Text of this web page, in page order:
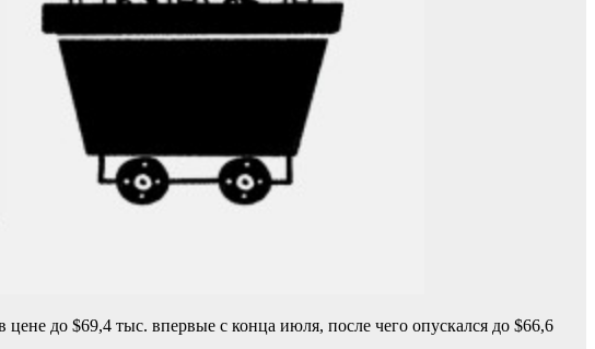
до $69,4 тыс. впервые с конца июля, после чего опускался до $66,6